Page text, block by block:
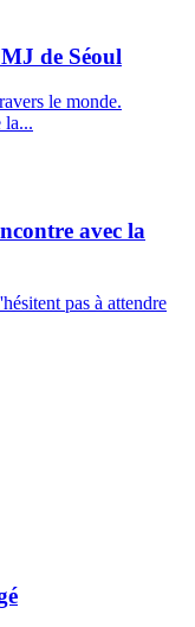
de Séoul
le monde.
la...
avec la
pas à attendre